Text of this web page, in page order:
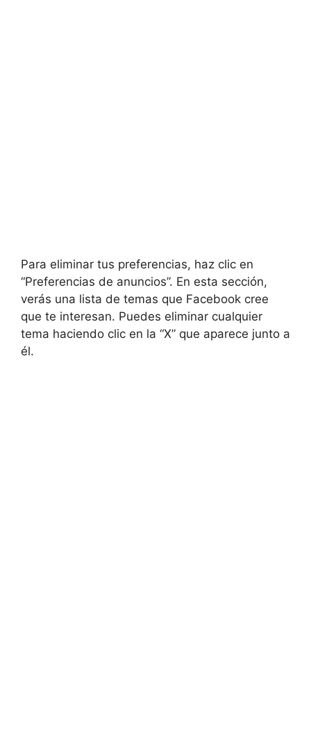
Para eliminar tus preferencias, haz clic en
“Preferencias de anuncios”. En esta sección,
verás una lista de temas que Facebook cree
que te interesan. Puedes eliminar cualquier
tema haciendo clic en la “X” que aparece junto a
él.